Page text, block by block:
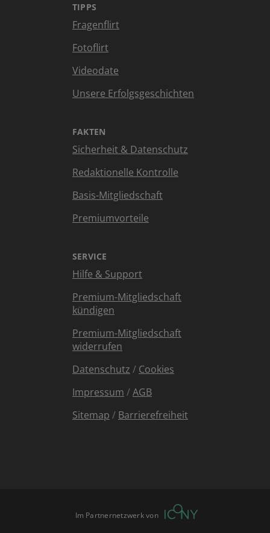
TIPPS
Fragenflirt
Fotoflirt
Videodate
Unsere Erfolgsgeschichten
FAKTEN
Sicherheit & Datenschutz
Redaktionelle Kontrolle
Basis-Mitgliedschaft
Premiumvorteile
SERVICE
Hilfe & Support
Premium-Mitgliedschaft
kündigen
Premium-Mitgliedschaft
widerrufen
Datenschutz / Cookies
Impressum /AGB
Sitemap / Barrierefreiheit
Im Partnernetzwerk von